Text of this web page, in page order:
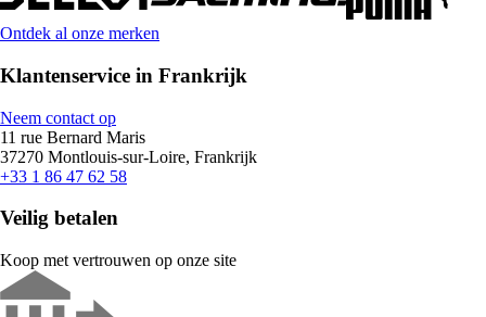
Ontdek al onze merken
Klantenservice in Frankrijk
Neem contact op
11 rue Bernard Maris
37270 Montlouis-sur-Loire, Frankrijk
+33 1 86 47 62 58
Veilig betalen
Koop met vertrouwen op onze site